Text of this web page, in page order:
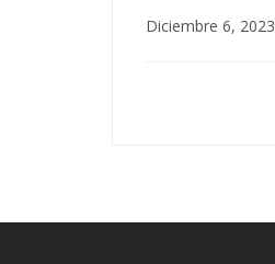
Diciembre 6, 2023